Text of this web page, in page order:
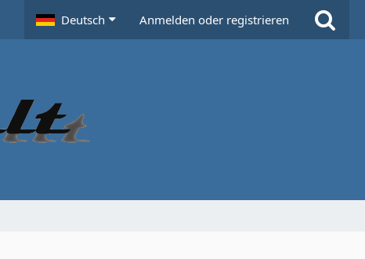
Deutsch Anmelden oder registrieren